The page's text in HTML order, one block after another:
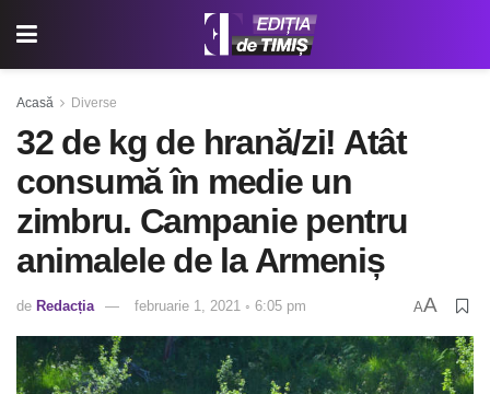
Acasă Diverse
32 de kg de hrană/zi! Atât
consumă în medie un
zimbru. Campanie pentru
animalele de la Armeniș
de Redacția februarie 1, 2021 ◦ 6:05 pm AA